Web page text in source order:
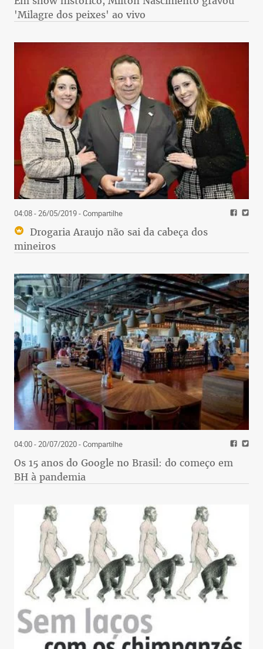
'Milagre dos peixes' ao vivo
04:08 - 26/05/2019- Compartilhe
Drogaria Araujo não sai da cabeça dos
mineiros
04:00 - 20/07/2020- Compartilhe
Os 15 anos do Google no Brasil: do começo em
BH à pandemia